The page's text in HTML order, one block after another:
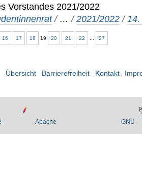
Vorstandes 2021/2022
/ …/2021/2022 /
16 17 18 19 20 21 22 27
Übersicht Barrierefreiheit Kontakt
Apache GNU